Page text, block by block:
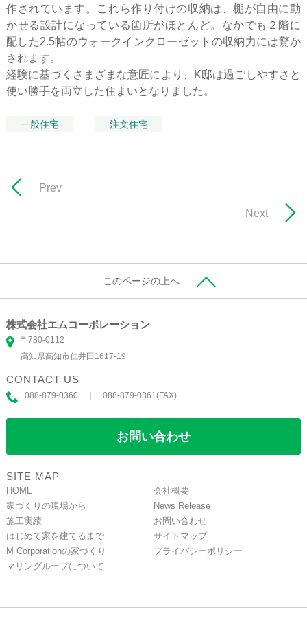
作されています。これら作り付けの収納は、棚が自由に動
かせる設計になっている箇所がほとんど。なかでも２階に
配した2.5帖のウォークインクローゼットの収納力には驚か
されます。
経験に基づくさまざまな意匠により、K邸は過ごしやすさと
使い勝手を両立した住まいとなりました。
一般住宅 注文住宅
Prev
Next
このページの上へ
株式会社エムコーポレーション
〒780-0112
高知県高知市仁井田1617-19
CONTACT US
088-879-0360 ｜ 088-879-0361(FAX)
お問い合わせ
SITE MAP
HOME
家づくりの現場から
施工実績
はじめて家を建てるまで
M Corporationの家づくり
マリングループについて
会社概要
News Release
お問い合わせ
サイトマップ
プライバシーポリシー